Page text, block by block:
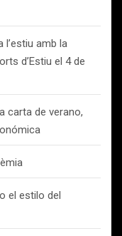
l’estiu amb la
d’Estiu el 4 de
carta de verano,
el estilo del